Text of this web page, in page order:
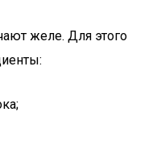
желе. Для этого